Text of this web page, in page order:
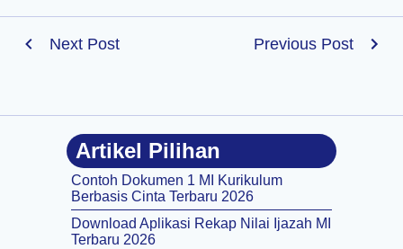
Next Post Previous Post
Artikel Pilihan
Contoh Dokumen 1 MI Kurikulum
Berbasis Cinta Terbaru 2026
Download Aplikasi Rekap Nilai Ijazah MI
Terbaru 2026